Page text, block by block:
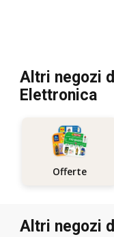
Altri negozi
Elettronica
Offerte
Altri negozi